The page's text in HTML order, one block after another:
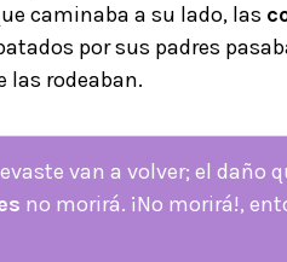
caminaba a su lado, las
por sus padres
las rodeaban.
van a volver; el daño
no morirá. ¡No morirá!,